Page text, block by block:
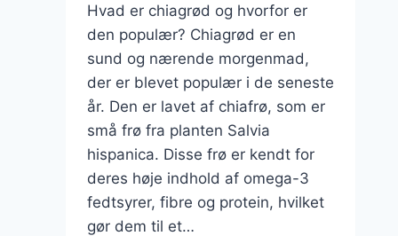
Hvad er chiagrød og hvorfor er
den populær? Chiagrød er en
sund og nærende morgenmad,
der er blevet populær i de seneste
år. Den er lavet af chiafrø, som er
små frø fra planten Salvia
hispanica. Disse frø er kendt for
deres høje indhold af omega-3
fedtsyrer, fibre og protein, hvilket
gør dem til et…